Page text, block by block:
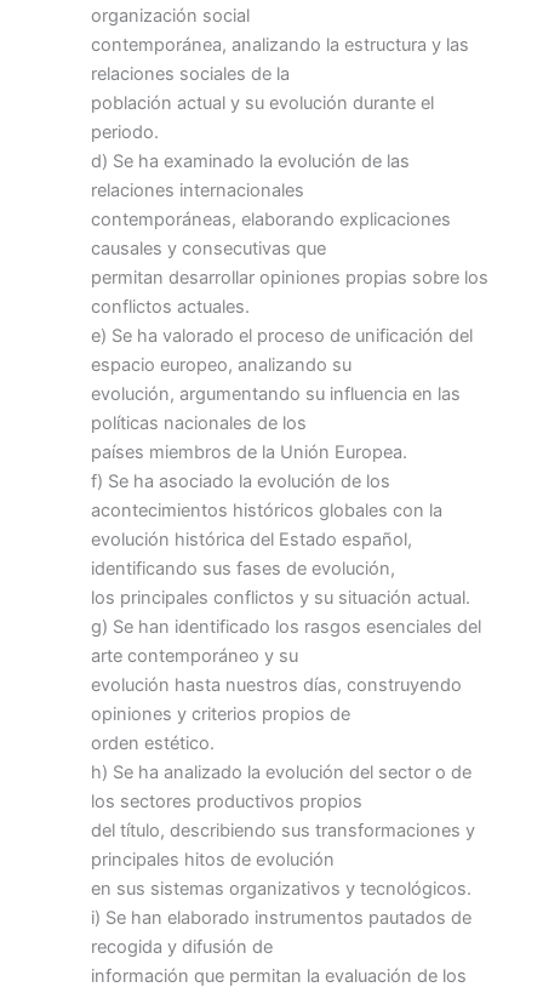
organización social
contemporánea, analizando la estructura y las
relaciones sociales de la
población actual y su evolución durante el
periodo.
d) Se ha examinado la evolución de las
relaciones internacionales
contemporáneas, elaborando explicaciones
causales y consecutivas que
permitan desarrollar opiniones propias sobre los
conflictos actuales.
e) Se ha valorado el proceso de unificación del
espacio europeo, analizando su
evolución, argumentando su influencia en las
políticas nacionales de los
países miembros de la Unión Europea.
f) Se ha asociado la evolución de los
acontecimientos históricos globales con la
evolución histórica del Estado español,
identificando sus fases de evolución,
los principales conflictos y su situación actual.
g) Se han identificado los rasgos esenciales del
arte contemporáneo y su
evolución hasta nuestros días, construyendo
opiniones y criterios propios de
orden estético.
h) Se ha analizado la evolución del sector o de
los sectores productivos propios
del título, describiendo sus transformaciones y
principales hitos de evolución
en sus sistemas organizativos y tecnológicos.
i) Se han elaborado instrumentos pautados de
recogida y difusión de
información que permitan la evaluación de los